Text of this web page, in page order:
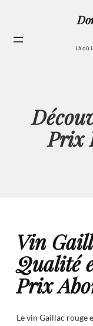
contenu
Là où
Prix
Vin
Qualité
Prix
Le vin Gaillac rouge